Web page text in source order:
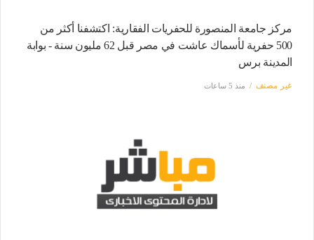
مركز جامعة المنصورة للحفريات الفقارية: اكتشفنا أكثر من
500 حفرية لأسماك عاشت في مصر قبل 62 مليون سنة - بوابة
المدينة برس
غير مصنف منذ 5 ساعات